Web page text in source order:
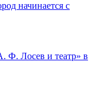
начинается с
Ф. Лосев и театр» в